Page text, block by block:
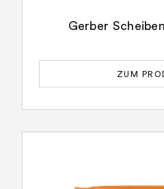
Gerber
ZUM